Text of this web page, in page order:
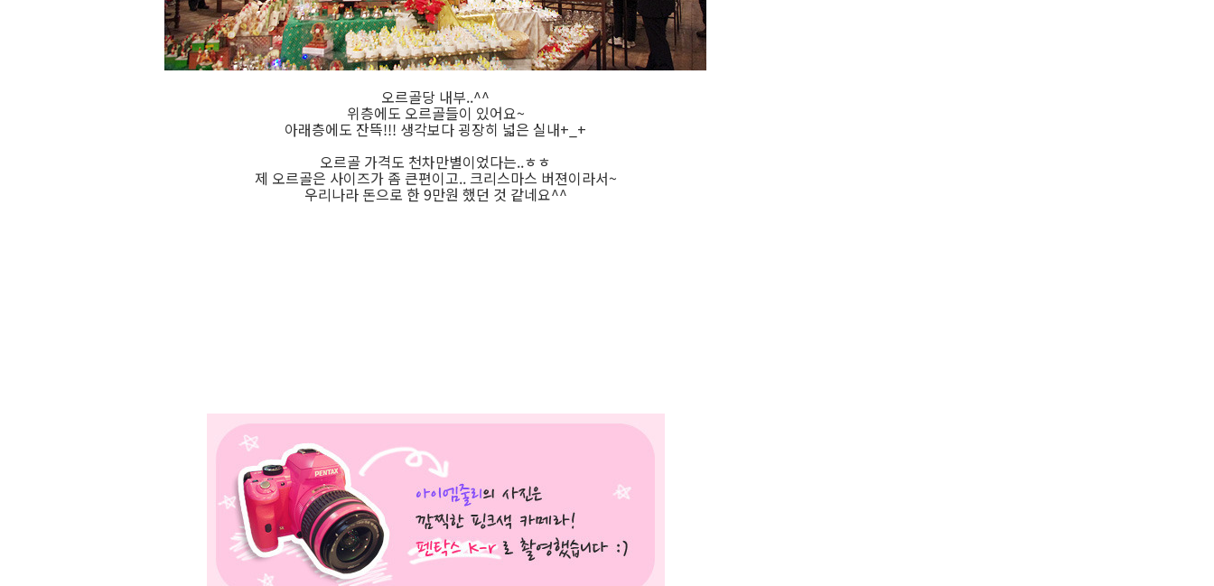
오르골당 내부..^^
위층에도 오르골들이 있어요~
아래층에도 잔뜩!!! 생각보다 굉장히 넓은 실내+_+
오르골 가격도 천차만별이었다는..ㅎㅎ
제 오르골은 사이즈가 좀 큰편이고.. 크리스마스 버젼이라서~
우리나라 돈으로 한 9만원 했던 것 같네요^^